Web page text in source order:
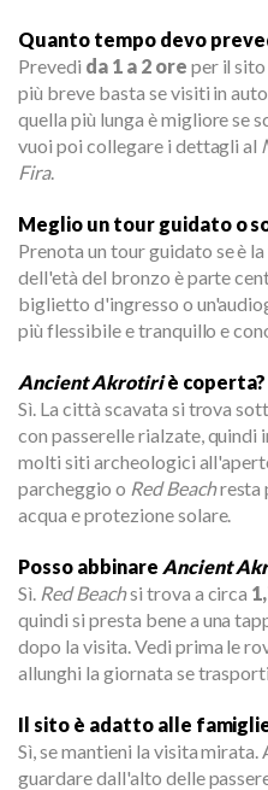
Quanto tempo devo
Prevedi da 1 a 2 ore per il
più breve basta se visiti in
quella più lunga è migliore se
vuoi poi collegare i dettagli al
Fira.
Meglio un tour guidato o
Prenota un tour guidato se è
dell'età del bronzo è parte
biglietto d'ingresso o
più flessibile e tranquillo e
Ancient Akrotiriè coperta?
Sì. La città scavata si trova
con passerelle rialzate, quindi
molti siti archeologici
parcheggio o Red Beachresta
acqua e protezione solare.
Posso abbinare Ancient
Sì. Red Beachsi trova a circa
quindi si presta bene a una
dopo la visita. Vedi prima le
allunghi la giornata se
Il sito è adatto alle
Sì, se mantieni la visita
guardare dall'alto delle